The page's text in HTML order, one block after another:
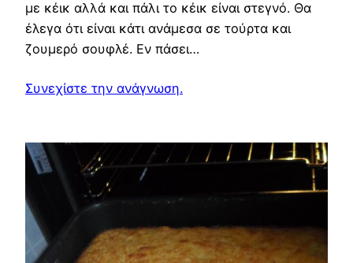
με κέικ αλλά και πάλι το κέικ είναι στεγνό. Θα
έλεγα ότι είναι κάτι ανάμεσα σε τούρτα και
ζουμερό σουφλέ. Εν πάσει…
Συνεχίστε την ανάγνωση.